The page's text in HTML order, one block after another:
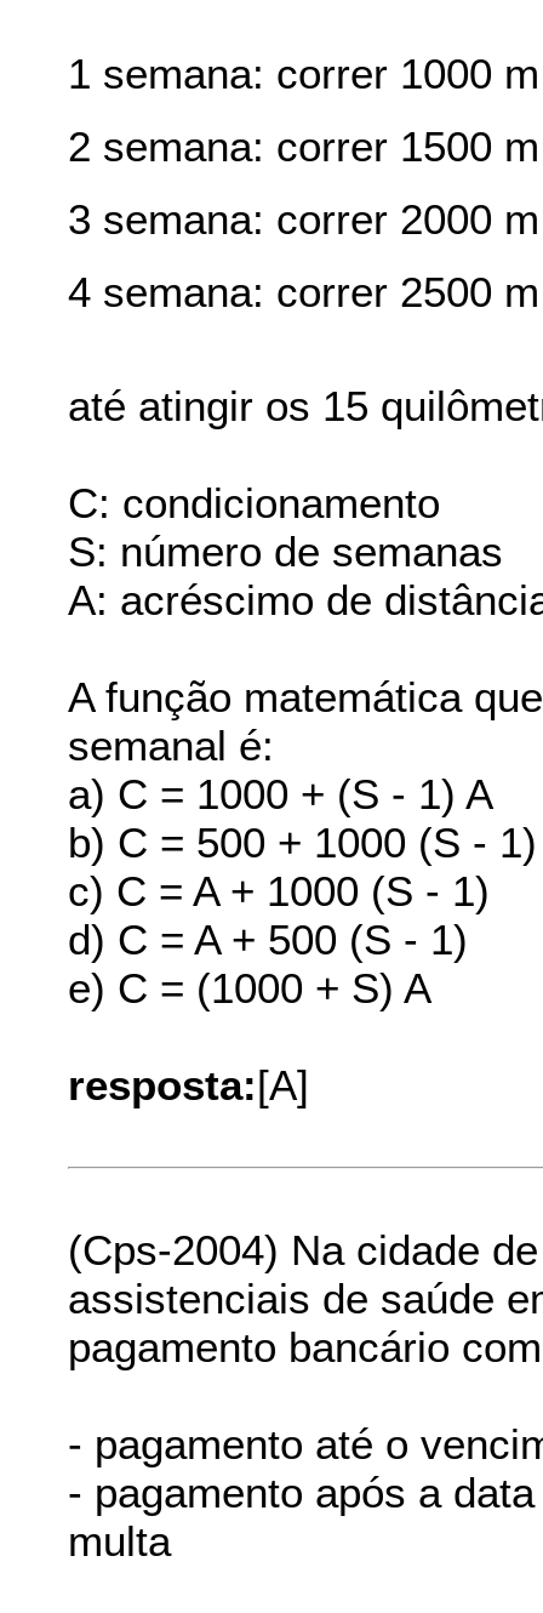
1 semana: correr 1000
2 semana: correr 1500
3 semana: correr 2000
4 semana: correr 2500
até atingir os 15
C: condicionamento
S: número de semanas
A: acréscimo de
A função matemática
semanal é:
a) C = 1000 + (S - 1) A
b) C = 500 + 1000 (S -
c) C = A + 1000 (S - 1)
d) C = A + 500 (S - 1)
e) C = (1000 + S) A
resposta:[A]
(Cps-2004) Na cidade
assistenciais de saúde
pagamento bancário
- pagamento até o
- pagamento após a
multa